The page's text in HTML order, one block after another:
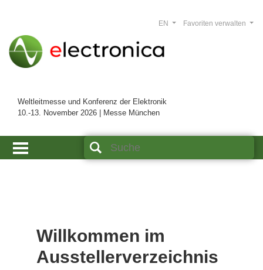
Weltleitmesse und Konferenz der Elektronik
10.-13. November 2026 | Messe München
Favoriten verwalten
EN
Willkommen im
Ausstellerverzeichnis